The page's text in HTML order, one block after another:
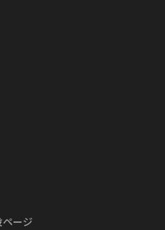
ページ